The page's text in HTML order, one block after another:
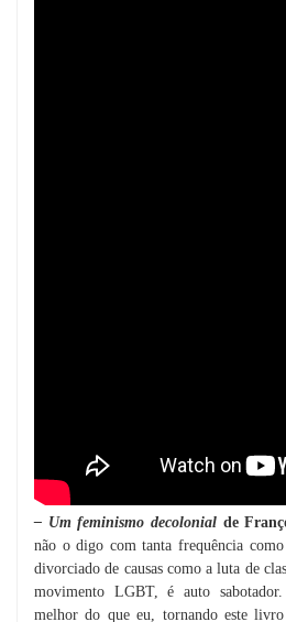
– Um feminismo decolonial de
não o digo com tanta frequência
divorciado de causas como a luta de
movimento LGBT, é auto
melhor do que eu, tornando este